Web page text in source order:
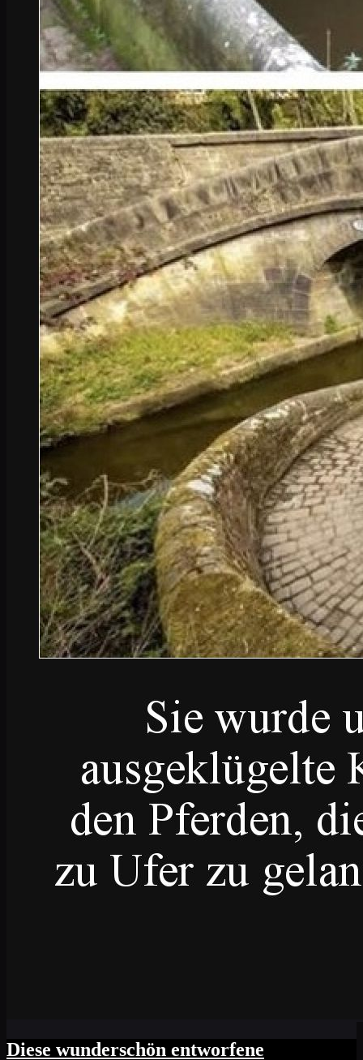
Diese wunderschön entworfene